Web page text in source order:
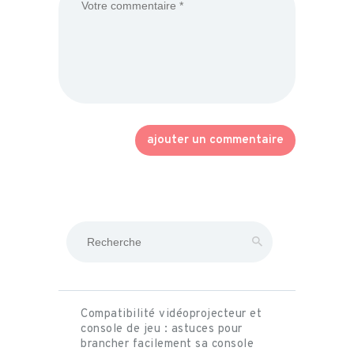
Compatibilité vidéoprojecteur et
console de jeu : astuces pour
brancher facilement sa console